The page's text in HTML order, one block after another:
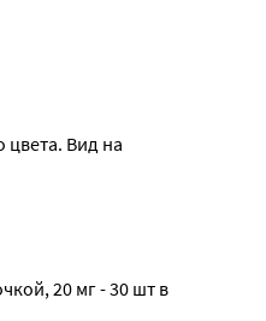
Вид на
20 мг - 30 шт в